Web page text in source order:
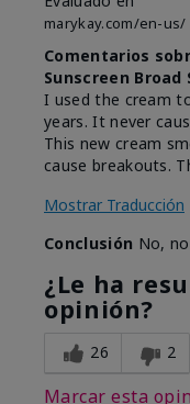
marykay.com/en-us/
Comentarios
Sunscreen Broad
I used the cream
years. It never
This new cream
cause breakouts.
Mostrar Traducción
Conclusión No,
¿Le ha
opinión?
26 2
Marcar esta